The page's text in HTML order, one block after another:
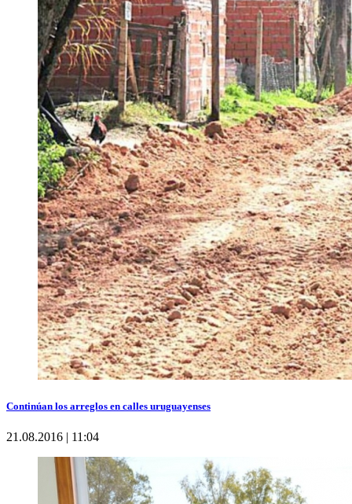
Continúan los arreglos en calles uruguayenses
21.08.2016 | 11:04